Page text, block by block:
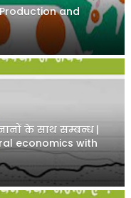
and
के साथ सम्बन्ध |
economics with